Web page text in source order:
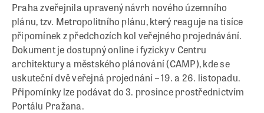
Praha zveřejnila upravený návrh nového územního
plánu, tzv. Metropolitního plánu, který reaguje na tisíce
připomínek z předchozích kol veřejného projednávání.
Dokument je dostupný online i fyzicky v Centru
architektury a městského plánování (CAMP), kde se
uskuteční dvě veřejná projednání – 19. a 26. listopadu.
Připomínky lze podávat do 3. prosince prostřednictvím
Portálu Pražana.